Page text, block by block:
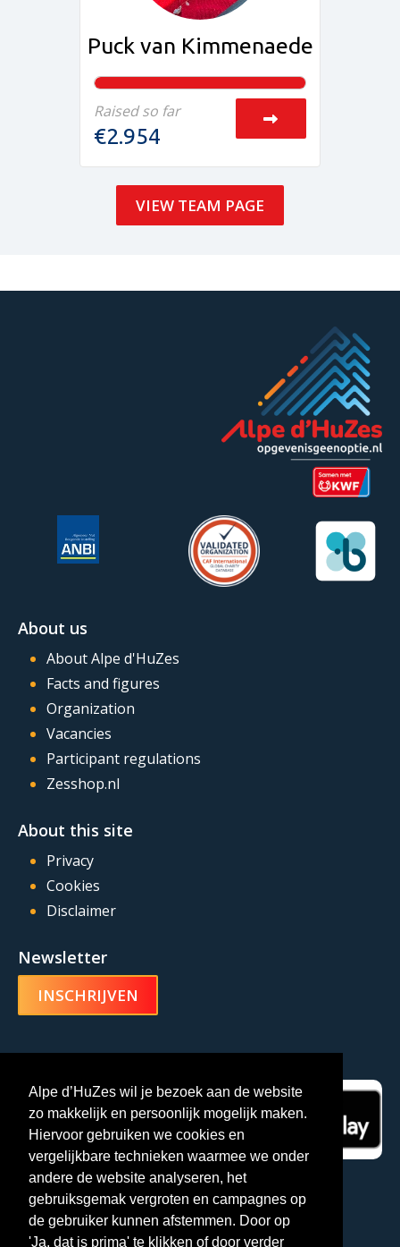
Alpe d’HuZes wil je bezoek aan de website
zo makkelijk en persoonlijk mogelijk maken.
Hiervoor gebruiken we cookies en
vergelijkbare technieken waarmee we onder
andere de website analyseren, het
gebruiksgemak vergroten en campagnes op
de gebruiker kunnen afstemmen. Door op
'Ja, dat is prima' te klikken of door verder
Puck van Kimmenaede
Raised so far
€2.954
VIEW TEAM PAGE
About us
About Alpe d'HuZes
Facts and figures
Organization
Vacancies
Participant regulations
Zesshop.nl
About this site
Privacy
Cookies
Disclaimer
Newsletter
INSCHRIJVEN